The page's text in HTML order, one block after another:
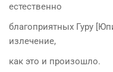
естественно
благоприятных Гуру
излечение,
как это и произошло.